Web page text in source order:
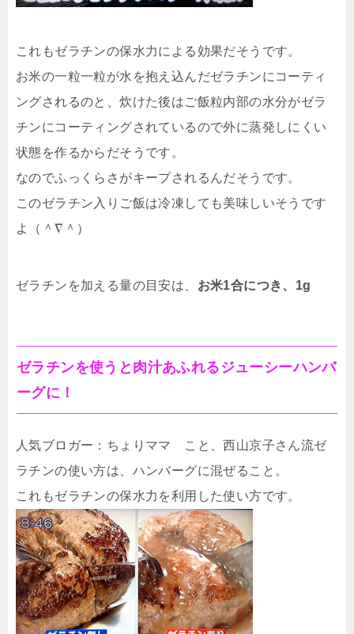
これもゼラチンの保水力による効果だそうです。
お米の一粒一粒が水を抱え込んだゼラチンにコーティ
ングされるのと、炊けた後はご飯粒内部の水分がゼラ
チンにコーティングされているので外に蒸発しにくい
状態を作るからだそうです。
なのでふっくらさがキープされるんだそうです。
このゼラチン入りご飯は冷凍しても美味しいそうです
よ（＾∇＾）
ゼラチンを加える量の目安は、 お米1合につき、1g
ゼラチンを使うと肉汁あふれるジューシーハンバ
ーグに！
人気ブロガー：ちょりママ こと、西山京子さん流ゼ
ラチンの使い方は、ハンバーグに混ぜること。
これもゼラチンの保水力を利用した使い方です。